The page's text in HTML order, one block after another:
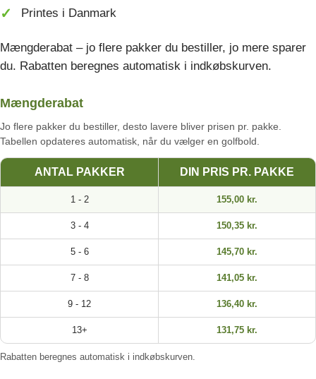
Printes i Danmark
Mængderabat – jo flere pakker du bestiller, jo mere sparer
du. Rabatten beregnes automatisk i indkøbskurven.
Mængderabat
Jo flere pakker du bestiller, desto lavere bliver prisen pr. pakke.
Tabellen opdateres automatisk, når du vælger en golfbold.
ANTAL PAKKER DIN PRIS PR. PAKKE
1 - 2 155,00 kr.
3 - 4 150,35 kr.
5 - 6 145,70 kr.
7 - 8 141,05 kr.
9 - 12 136,40 kr.
13+ 131,75 kr.
Rabatten beregnes automatisk i indkøbskurven.